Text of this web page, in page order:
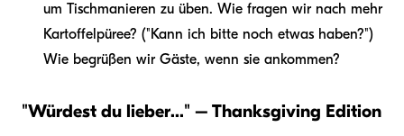
um Tischmanieren zu üben. Wie fragen wir nach mehr
Kartoffelpüree? ("Kann ich bitte noch etwas haben?")
Wie begrüßen wir Gäste, wenn sie ankommen?
"Würdest du lieber..." – Thanksgiving Edition